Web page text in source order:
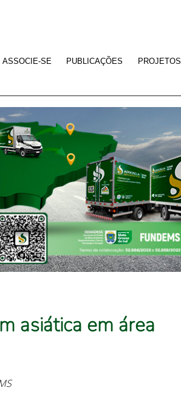
ASSOCIE-SE PUBLICAÇÕES PROJETOS
asiática em área